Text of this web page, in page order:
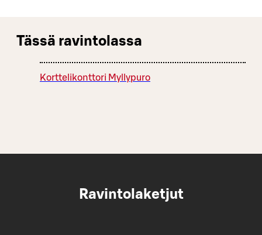
Tässä ravintolassa
Korttelikonttori Myllypuro
Ravintolaketjut